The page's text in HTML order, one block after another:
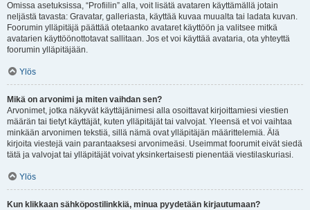
Omissa asetuksissa, “Profiilin” alla, voit lisätä avataren käyttämällä jotain
neljästä tavasta: Gravatar, galleriasta, käyttää kuvaa muualta tai ladata kuvan.
Foorumin ylläpitäjä päättää otetaanko avataret käyttöön ja valitsee mitkä
avatarien käyttöönottotavat sallitaan. Jos et voi käyttää avataria, ota yhteyttä
foorumin ylläpitäjään.
Ylös
Mikä on arvonimi ja miten vaihdan sen?
Arvonimet, jotka näkyvät käyttäjänimesi alla osoittavat kirjoittamiesi viestien
määrän tai tietyt käyttäjät, kuten ylläpitäjät tai valvojat. Yleensä et voi vaihtaa
minkään arvonimen tekstiä, sillä nämä ovat ylläpitäjän määrittelemiä. Älä
kirjoita viestejä vain parantaaksesi arvonimeäsi. Useimmat foorumit eivät siedä
tätä ja valvojat tai ylläpitäjät voivat yksinkertaisesti pienentää viestilaskuriasi.
Ylös
Kun klikkaan sähköpostilinkkiä, minua pyydetään kirjautumaan?